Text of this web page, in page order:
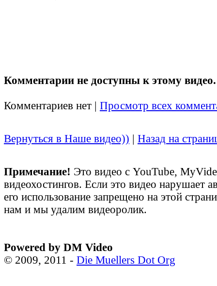
Комментарии не доступны к этому видео.
Комментариев нет | Просмотр всех
Вернуться в Наше видео)) | Назад на
Примечание! Это видео с YouTube,
видеохостингов. Если это видео нарушает
его использование запрещено на этой
нам и мы удалим видеоролик.
Powered by DM Video
© 2009, 2011 - Die Muellers Dot Org